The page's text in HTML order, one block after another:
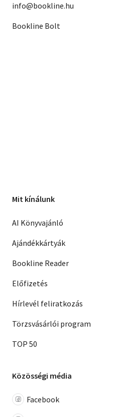
info@bookline.hu
Bookline Bolt
Mit kínálunk
AI Könyvajánló
Ajándékkártyák
Bookline Reader
Előfizetés
Hírlevél feliratkozás
Törzsvásárlói program
TOP 50
Közösségi média
Facebook